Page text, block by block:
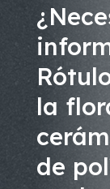
la
de